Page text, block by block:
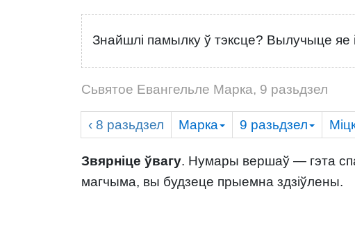
Знайшлі памылку ў тэксце? Вылучыце яе і
Сьвятое Евангельле Марка, 9 разьдзел
‹ 8 разьдзел Марка 9 разьдзел
Звярніце ўвагу. Нумары вершаў — гэта
магчыма, вы будзеце прыемна здзіўлены.